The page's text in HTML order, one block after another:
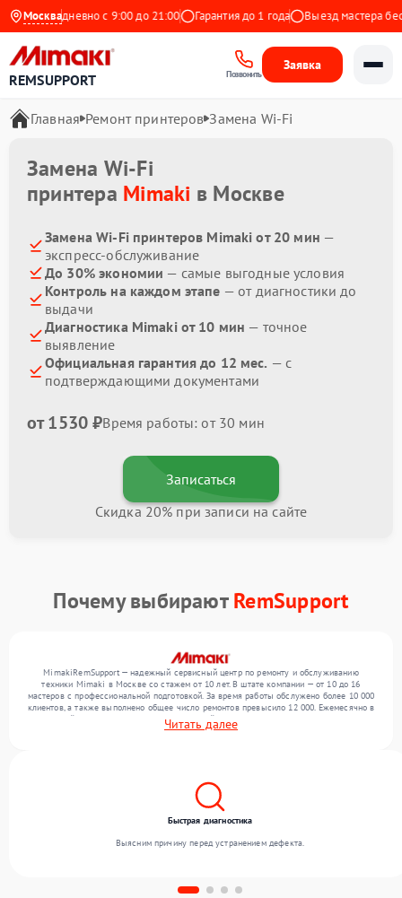
Москва
Ежедневно с 9:00 до 21:00 Гарантия до 1 года Выезд мастера
REMSUPPORT Позвонить
Заявка
Главная Ремонт принтеров Замена Wi-Fi
Замена Wi-Fi
принтера Mimaki в Москве
Замена Wi-Fi принтеров Mimaki от 20 мин —
экспресс-обслуживание
До 30% экономии — самые выгодные условия
Контроль на каждом этапе — от диагностики до
выдачи
Диагностика Mimaki от 10 мин — точное
выявление
Официальная гарантия до 12 мес. — с
подтверждающими документами
от 1530 ₽Время работы: от 30 мин
Записаться
Скидка 20% при записи на сайте
Почему выбираютRemSupport
MimakiRemSupport — надежный сервисный центр по ремонту и обслуживанию
техники Mimaki в Москве со стажем от 10 лет. В штате компании — от 10 до 16
мастеров с профессиональной подготовкой. За время работы обслужено более 10 000
клиентов, а также выполнено общее число ремонтов превысило 12 000. Ежемесячно в
сервисный центр поступает более 300 устройств, включая , , . Мы беремся за задачи
любой сложности и поддерживаем высокий стандарт качества благодаря опыту
Читать далее
Быстрая диагностика
Выясним причину перед устранением дефекта.